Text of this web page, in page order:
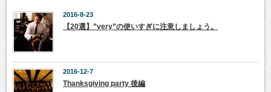
2016-8-23
【20選】”very”の使いすぎに注意しましょう。
2016-12-7
Thanksgiving party 後編